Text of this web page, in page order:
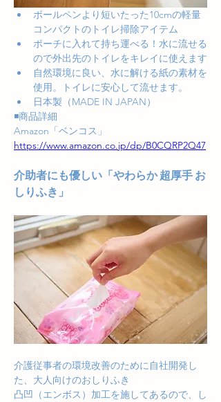
ボールペンより短いたった10cmの軽量
コンパクトのトイレ掃除アイテム
ポーチに入れて持ち運べる！水に流せる
ので外出先のトイレをキレイに使えます
自然環境に良い、水に解ける紙の素材を
使用。トイレに安心して流せます。
日本製（MADE IN JAPAN）
◾️商品詳細
Amazon「ベンコス」
https://www.amazon.co.jp/dp/B0CQRP2Q47
介助者にも優しい「やわらか 超厚手 お
しりふき」
介護従事者の環境改善のために自社開発し
た、大人向けのおしりふき
凸凹（エンボス）加工を施してあるので、し